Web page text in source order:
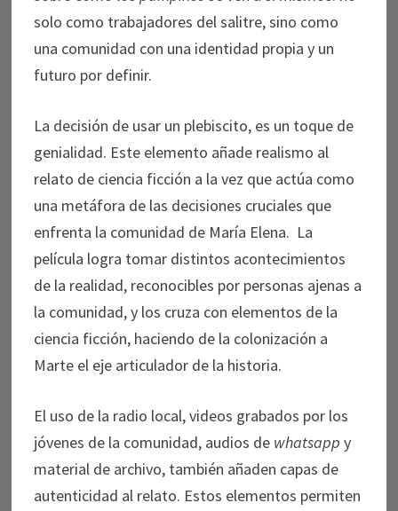
solo como trabajadores del salitre, sino como
una comunidad con una identidad propia y un
futuro por definir.
La decisión de usar un plebiscito, es un toque de
genialidad. Este elemento añade realismo al
relato de ciencia ficción a la vez que actúa como
una metáfora de las decisiones cruciales que
enfrenta la comunidad de María Elena. La
película logra tomar distintos acontecimientos
de la realidad, reconocibles por personas ajenas a
la comunidad, y los cruza con elementos de la
ciencia ficción, haciendo de la colonización a
Marte el eje articulador de la historia.
El uso de la radio local, videos grabados por los
jóvenes de la comunidad, audios de whatsapp y
material de archivo, también añaden capas de
autenticidad al relato. Estos elementos permiten